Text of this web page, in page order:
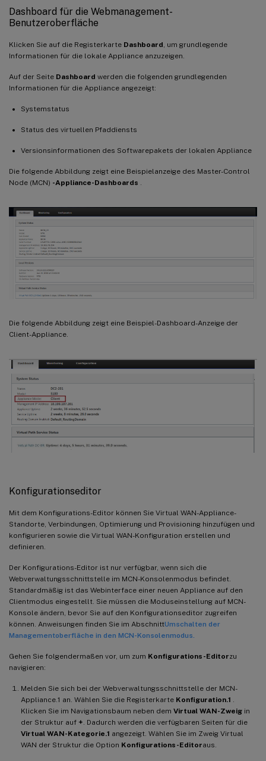
Dashboard für die Webmanagement-
Benutzeroberfläche
Klicken Sie auf die Registerkarte Dashboard , um grundlegende
Informationen für die lokale Appliance anzuzeigen.
Auf der Seite Dashboard werden die folgenden grundlegenden
Informationen für die Appliance angezeigt:
Systemstatus
Status des virtuellen Pfaddiensts
Versionsinformationen des Softwarepakets der lokalen Appliance
Die folgende Abbildung zeigt eine Beispielanzeige des Master-Control
Node (MCN) -Appliance-Dashboards
Die folgende Abbildung zeigt eine Beispiel-Dashboard-Anzeige der
Client-Appliance.
Konfigurationseditor
Mit dem Konfigurations-Editor können Sie Virtual WAN-Appliance-
Standorte, Verbindungen, Optimierung und Provisioning hinzufügen und
konfigurieren sowie die Virtual WAN-Konfiguration erstellen und
definieren.
Der Konfigurations-Editor ist nur verfügbar, wenn sich die
Webverwaltungsschnittstelle im MCN-Konsolenmodus befindet.
Standardmäßig ist das Webinterface einer neuen Appliance auf den
Clientmodus eingestellt. Sie müssen die Moduseinstellung auf MCN-
Konsole ändern, bevor Sie auf den Konfigurationseditor zugreifen
können. Anweisungen finden Sie im AbschnittUmschalten der
Managementoberfläche in den MCN-Konsolenmodus.
Gehen Sie folgendermaßen vor, um zum Konfigurations-Editorzu
navigieren:
Melden Sie sich bei der Webverwaltungsschnittstelle der MCN-
Appliance.1 an. Wählen Sie die Registerkarte Konfiguration.1 .
Klicken Sie im Navigationsbaum neben dem Virtual WAN-Zweig in
der Struktur auf +. Dadurch werden die verfügbaren Seiten für die
Virtual WAN-Kategorie.1 angezeigt. Wählen Sie im Zweig Virtual
WAN der Struktur die Option Konfigurations-Editoraus.